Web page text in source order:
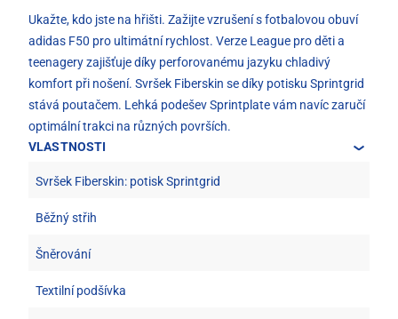
Ukažte, kdo jste na hřišti. Zažijte vzrušení s fotbalovou obuví
adidas F50 pro ultimátní rychlost. Verze League pro děti a
teenagery zajišťuje díky perforovanému jazyku chladivý
komfort při nošení. Svršek Fiberskin se díky potisku Sprintgrid
stává poutačem. Lehká podešev Sprintplate vám navíc zaručí
optimální trakci na různých površích.
VLASTNOSTI
Svršek Fiberskin: potisk Sprintgrid
Běžný střih
Šněrování
Textilní podšívka